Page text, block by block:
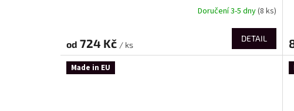
Doručení 3-5 dny(8 ks)
od 724 Kč / ks
DETAIL
Made in EU